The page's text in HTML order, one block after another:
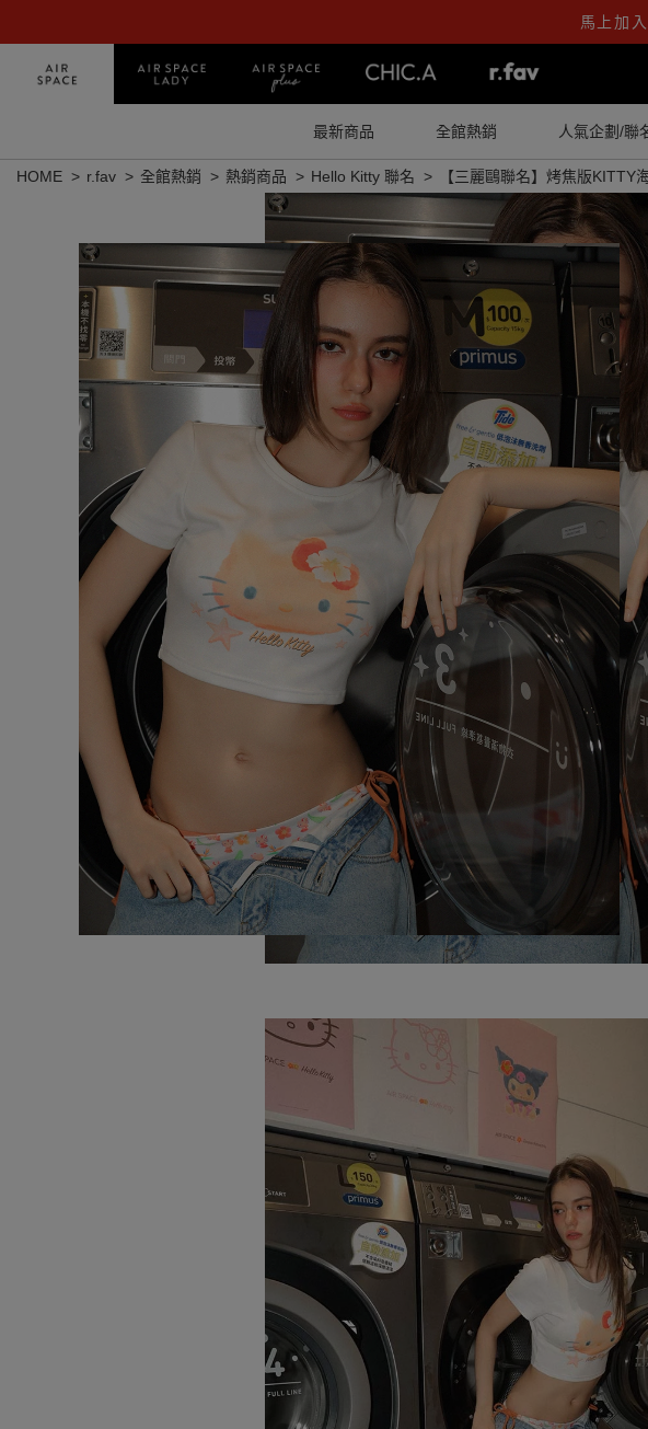
馬上加
最新商品 全館熱銷 人氣企劃/聯
HOME r.fav 全館熱銷 熱銷商品 Hello Kitty 聯名 【三麗鷗聯名】烤焦版KITTY